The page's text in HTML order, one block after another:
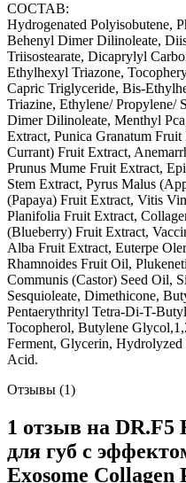
СОСТАВ:
Hydrogenated Polyisobutene,
Behenyl Dimer Dilinoleate,
Triisostearate, Dicaprylyl
Ethylhexyl Triazone,
Capric Triglyceride, Bis-
Triazine, Ethylene/ Propylene/
Dimer Dilinoleate, Menthyl
Extract, Punica Granatum
Currant) Fruit Extract,
Prunus Mume Fruit Extract,
Stem Extract, Pyrus Malus
(Papaya) Fruit Extract, Vitis
Planifolia Fruit Extract,
(Blueberry) Fruit Extract,
Alba Fruit Extract, Euterpe
Rhamnoides Fruit Oil,
Communis (Castor) Seed Oil,
Sesquioleate, Dimethicone,
Pentaerythrityl Tetra-Di-T-
Tocopherol, Butylene
Ferment, Glycerin,
Acid.
Отзывы (1)
1 отзыв на DR.F5
для губ с
Exosome